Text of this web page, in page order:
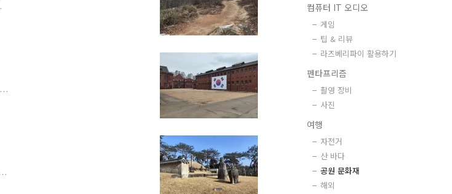
컴퓨터 IT 오디오
게임
팁 & 리뷰
라즈베리파이 활용하기
펜타프리즘
촬영 장비
사진
여행
자전거
산 바다
공원 문화재
해외